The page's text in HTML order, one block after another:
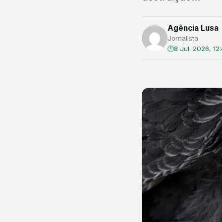
Agência Lusa
Jornalista
8 Jul. 2026,